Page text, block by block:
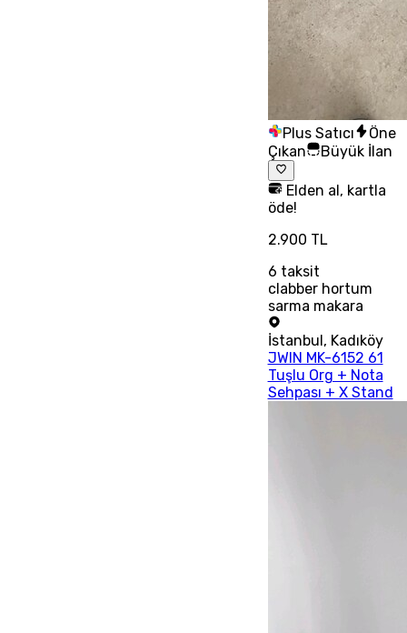
Plus Satıcı
Öne
Çıkan
Büyük İlan
Elden al, kartla
öde!
2.900 TL
6 taksit
clabber hortum
sarma makara
İstanbul, Kadıköy
JWIN MK-6152 61
Tuşlu Org + Nota
Sehpası + X Stand